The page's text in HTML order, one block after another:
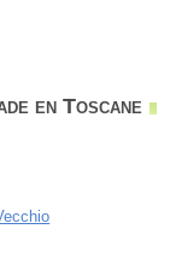
en Toscane